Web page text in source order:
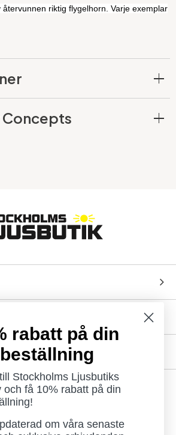
riktig flygelhorn. Varje exemplar
Concepts
rabatt på din
Stockholms Ljusbutiks
och få 10% rabatt på din
om våra senaste